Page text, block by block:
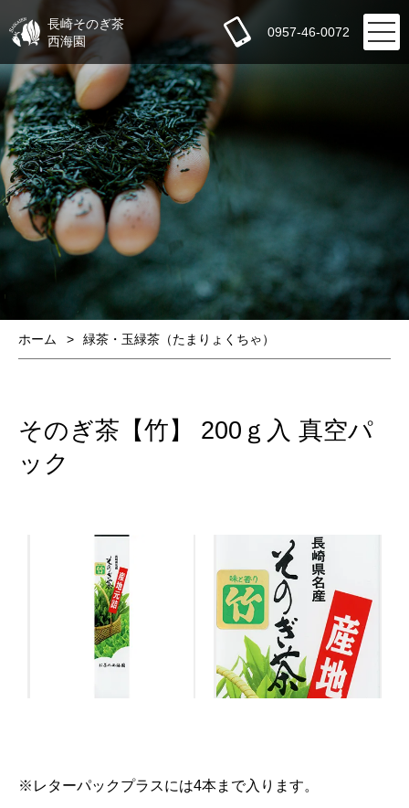
長崎そのぎ茶
西海園
0957-46-0072
ホーム 緑茶・玉緑茶（たまりょくちゃ）
そのぎ茶【竹】 200ｇ入 真空パ
ック
※レターパックプラスには4本まで入ります。